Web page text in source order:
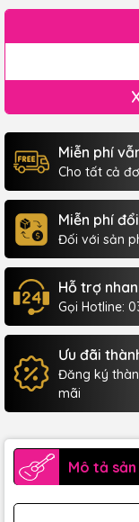
Miễn phí
Cho tất cả
Miễn phí
Đối với sản
Hỗ trợ
Gọi Hotline:
Ưu đãi
Đăng ký
mãi
Mô tả